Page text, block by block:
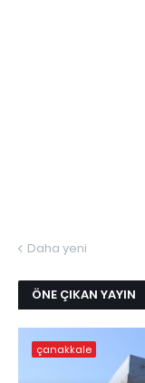
Daha yeni
ÖNE ÇIKAN YAYIN
çanakkale